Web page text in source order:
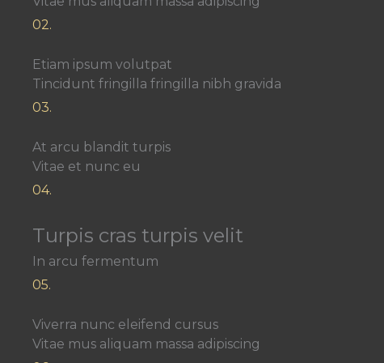
02.
Etiam ipsum volutpat
Tincidunt fringilla fringilla nibh gravida
03.
At arcu blandit turpis
Vitae et nunc eu
04.
Turpis cras turpis velit
In arcu fermentum
05.
Viverra nunc eleifend cursus
Vitae mus aliquam massa adipiscing